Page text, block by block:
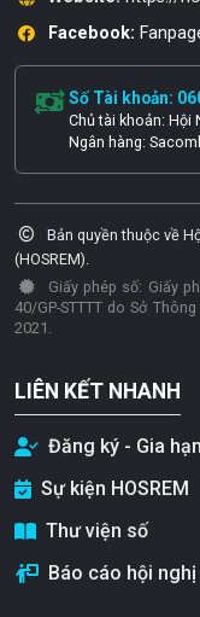
Facebook:
Số Tài khoản:
Chủ tài khoản: Hội
Ngân hàng:
Bản quyền thuộc về
(HOSREM).
Giấy phép số: Giấy
40/GP-STTTT do Sở
2021.
LIÊN KẾT NHANH
Đăng ký - Gia
Sự kiện HOSREM
Thư viện số
Báo cáo hội nghị